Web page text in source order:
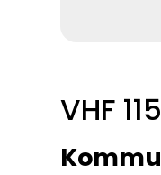
VHF